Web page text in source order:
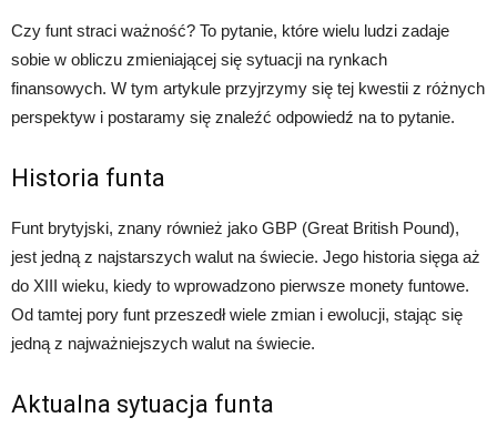
Czy funt straci ważność? To pytanie, które wielu ludzi zadaje
sobie w obliczu zmieniającej się sytuacji na rynkach
finansowych. W tym artykule przyjrzymy się tej kwestii z różnych
perspektyw i postaramy się znaleźć odpowiedź na to pytanie.
Historia funta
Funt brytyjski, znany również jako GBP (Great British Pound),
jest jedną z najstarszych walut na świecie. Jego historia sięga aż
do XIII wieku, kiedy to wprowadzono pierwsze monety funtowe.
Od tamtej pory funt przeszedł wiele zmian i ewolucji, stając się
jedną z najważniejszych walut na świecie.
Aktualna sytuacja funta